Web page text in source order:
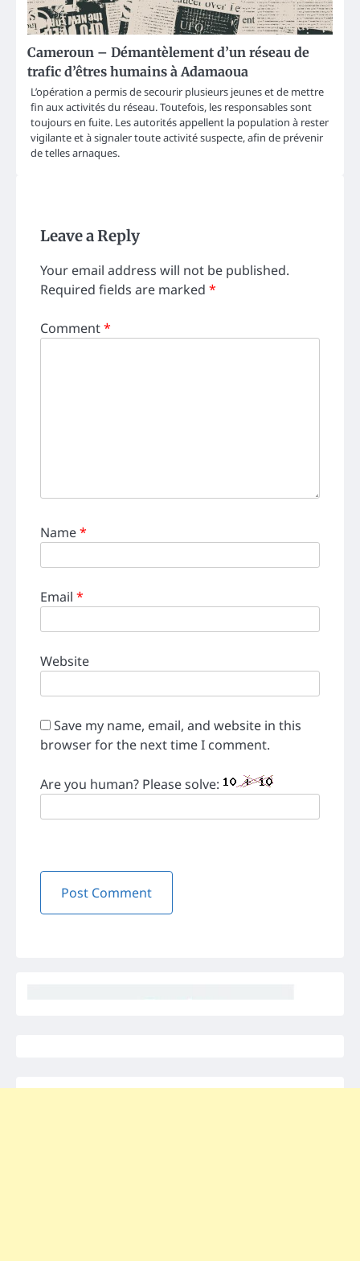
Cameroun – Démantèlement d’un réseau de
trafic d’êtres humains à Adamaoua
L’opération a permis de secourir plusieurs jeunes et de mettre
fin aux activités du réseau. Toutefois, les responsables sont
toujours en fuite. Les autorités appellent la population à rester
vigilante et à signaler toute activité suspecte, afin de prévenir
de telles arnaques.
Leave a Reply
Your email address will not be published.
Required fields are marked *
Comment*
Name*
Email *
Website
Save my name, email, and website in this
browser for the next time I comment.
Are you human? Please solve: